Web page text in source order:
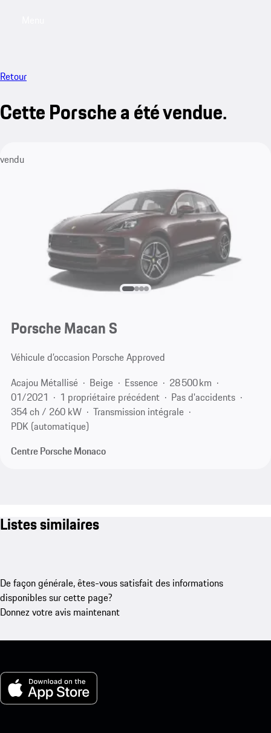
Retour
Cette Porsche a été vendue.
vendu
Porsche Macan S
Véhicule d’occasion Porsche Approved
Acajou Métallisé
Beige Essence
28 500 km
01/2021
1 propriétaire précédent
Pas d'accidents
354 ch / 260 kW
Transmission intégrale
PDK (automatique)
Centre Porsche Monaco
Listes similaires
De façon générale, êtes-vous satisfait des informations
disponibles sur cette page?
Donnez votre avis maintenant